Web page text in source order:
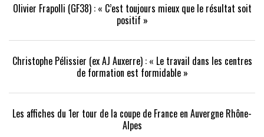
Olivier Frapolli (GF38) : « C’est toujours mieux que le résultat soit
positif »
Christophe Pélissier (ex AJ Auxerre) : « Le travail dans les centres
de formation est formidable »
Les affiches du 1er tour de la coupe de France en Auvergne Rhône-
Alpes